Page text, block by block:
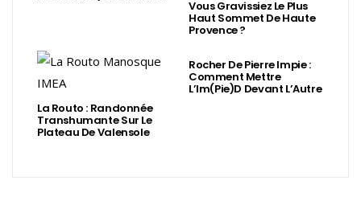
Vous Gravissiez Le Plus
Haut Sommet De Haute
Provence ?
La Routo : Randonnée
Transhumante Sur Le
Plateau De Valensole
Rocher De Pierre Impie :
Comment Mettre
L’Im(Pie)d Devant L’Autre